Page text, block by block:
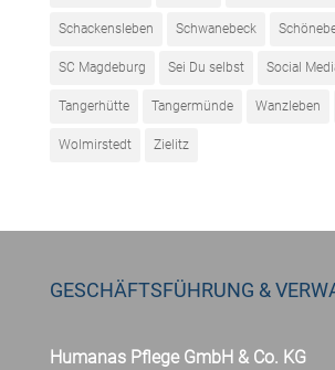
Schackensleben Schwanebeck
SC Magdeburg Sei Du selbst Social
Tangerhütte Tangermünde Wanzleben
Wolmirstedt Zielitz
GESCHÄFTSFÜHRUNG &
Humanas Pflege GmbH & Co. KG